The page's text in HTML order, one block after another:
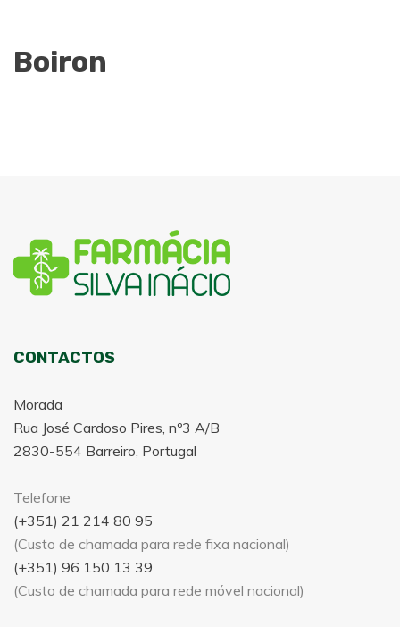
Boiron
CONTACTOS
Morada
Rua José Cardoso Pires, nº3 A/B
2830-554 Barreiro, Portugal
Telefone
(+351) 21 214 80 95
(Custo de chamada para rede fixa nacional)
(+351) 96 150 13 39
(Custo de chamada para rede móvel nacional)